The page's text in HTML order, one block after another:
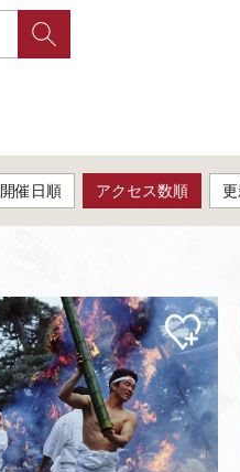
開催日順 アクセス数順
マイ
ペー
ジに
追加